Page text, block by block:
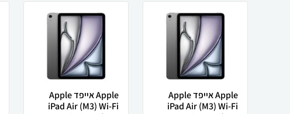
Apple אייפד Apple
iPad Air (M3) Wi-Fi
Apple אייפד Apple
iPad Air (M3) Wi-Fi